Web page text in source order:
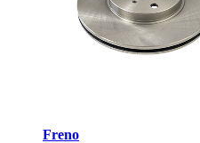
Freno